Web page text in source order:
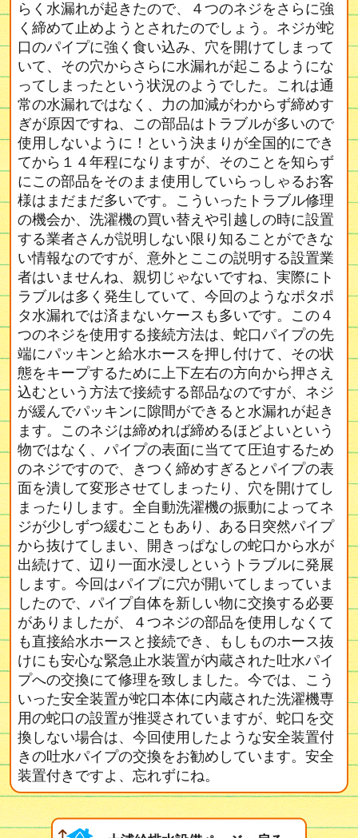
らく水漏れが起きたので、４つのネジをさらに強
く締めて止めようとされたのでしょう。ネジが蛇
口のパイプに強く食い込み、穴を開けてしまって
いて、その穴からさらに水漏れが起こるようにな
ってしまったという状況のようでした。これは通
常の水漏れではなく、力の加減がわからず締めす
ぎが原因ですね、この部品はトラブルが多いので
使用しないように！という決まりが全国的にでき
てから１４年程になりますが、そのことを知らず
にこの部品をそのまま使用していらっしゃるお客
様はまだまだ多いです。こういったトラブル修理
の機会か、洗濯機の買い替えや引越しの時に設置
する業者さんが説明しない限り知ることができな
い情報なのですが、意外とここの説明する設置業
者はいませんね、親切じゃないですね、実際にト
ラブルは多く発生していて、今回のようなポタポ
タ水漏れでは済まないケースも多いです。この４
つのネジを使用する接続方法は、蛇口パイプの先
端にパッキンと給水ホースを押し付けて、その状
態をキープするために上下左右の方向から押さえ
込むという方法で接続する部品なのですが、ネジ
が緩んでパッキンに隙間ができると水漏れが起き
ます。このネジは締めれば締めるほどよいという
物ではなく、パイプの表面に当てて圧迫するため
のネジですので、きつく締めすぎるとパイプの表
面を潰して変形させてしまったり、穴を開けてし
まったりします。全自動洗濯機の振動によってネ
ジが少しずつ緩むこともあり、ある日突然パイプ
から抜けてしまい、開きっぱなしの蛇口から水が
出続けて、辺り一面水浸しというトラブルに発展
します。今回はパイプに穴が開いてしまっていま
したので、パイプ自体を新しい物に交換する必要
がありましたが、４つネジの部品を使用しなくて
も直接給水ホースと接続でき、もしものホース抜
けにも安心な緊急止水装置が内蔵された吐水パイ
プへの交換にて修理を致しました。今では、こう
いった安全装置が蛇口本体に内蔵された洗濯機専
用の蛇口の設置が推奨されていますが、蛇口を交
換しない場合は、今回使用したような安全装置付
きの吐水パイプの交換をお勧めしています。安全
装置付きですよ、忘れずにね。